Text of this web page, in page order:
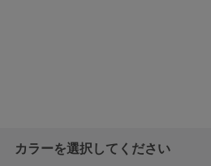
カラーを選択してください